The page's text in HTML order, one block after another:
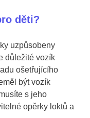
děti?
uzpůsobeny
důležité vozík
ošetřujícího
být vozík
s jeho
opěrky loktů a